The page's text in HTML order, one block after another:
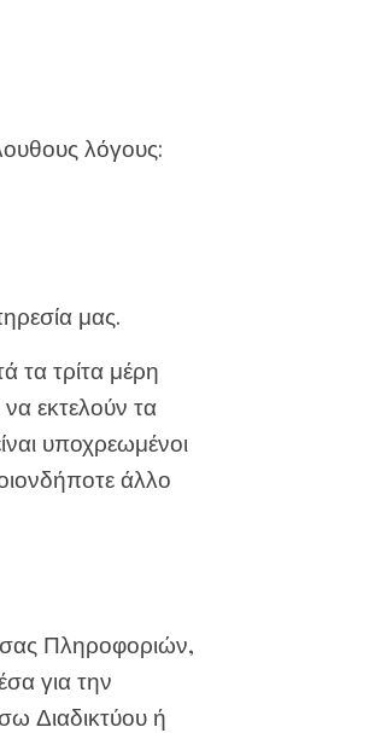
λόγους:
μας.
τα τρίτα μέρη
εκτελούν τα
υποχρεωμένοι
άλλο
Πληροφοριών,
για την
Διαδικτύου ή